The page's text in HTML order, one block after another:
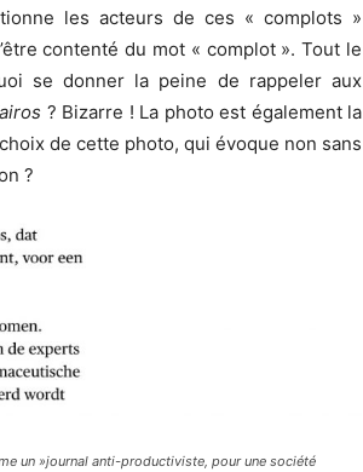
les acteurs de ces « complots »
contenté du mot « complot ». Tout le
se donner la peine de rappeler aux
? Bizarre ! La photo est également la
de cette photo, qui évoque non sans
?
un »journal anti-productiviste, pour une société